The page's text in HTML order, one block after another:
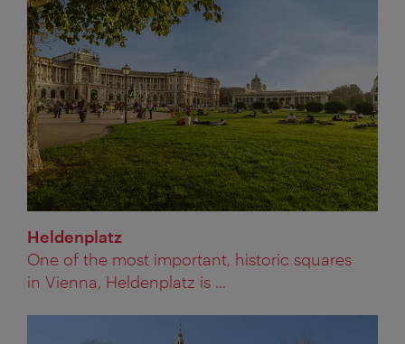
Heldenplatz
One of the most important, historic squares
in Vienna, Heldenplatz is ...